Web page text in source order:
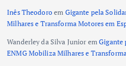
Inês Theodoroem Gigante pela
Milhares e Transforma Motores em
Wanderley da Silva JunioremGigante
ENMG Mobiliza Milhares e